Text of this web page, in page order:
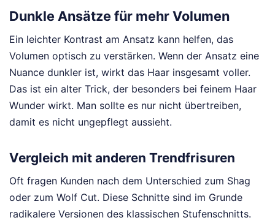
Dunkle Ansätze für mehr Volumen
Ein leichter Kontrast am Ansatz kann helfen, das
Volumen optisch zu verstärken. Wenn der Ansatz eine
Nuance dunkler ist, wirkt das Haar insgesamt voller.
Das ist ein alter Trick, der besonders bei feinem Haar
Wunder wirkt. Man sollte es nur nicht übertreiben,
damit es nicht ungepflegt aussieht.
Vergleich mit anderen Trendfrisuren
Oft fragen Kunden nach dem Unterschied zum Shag
oder zum Wolf Cut. Diese Schnitte sind im Grunde
radikalere Versionen des klassischen Stufenschnitts.